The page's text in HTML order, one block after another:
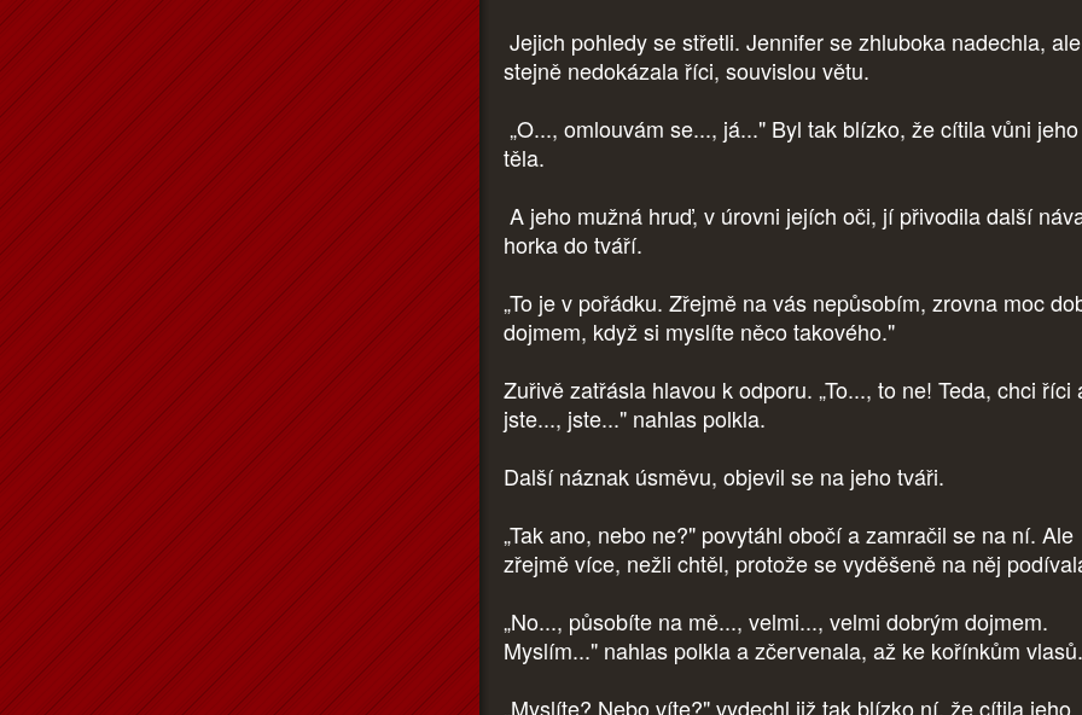
Jejich pohledy se střetli. Jennifer se zhluboka nadechla, ale
stejně nedokázala říci, souvislou větu.
„O..., omlouvám se..., já..." Byl tak blízko, že cítila vůni jeho
těla.
A jeho mužná hruď, v úrovni jejích oči, jí přivodila další
horka do tváří.
„To je v pořádku. Zřejmě na vás nepůsobím, zrovna moc
dojmem, když si myslíte něco takového."
Zuřivě zatřásla hlavou k odporu. „To..., to ne! Teda, chci říci
jste..., jste..." nahlas polkla.
Další náznak úsměvu, objevil se na jeho tváři.
„Tak ano, nebo ne?" povytáhl obočí a zamračil se na ní. Ale
zřejmě více, nežli chtěl, protože se vyděšeně na něj
„No..., působíte na mě..., velmi..., velmi dobrým dojmem.
Myslím..." nahlas polkla a zčervenala, až ke kořínkům vlasů.
„Myslíte? Nebo víte?" vydechl již tak blízko ní, že cítila jeho